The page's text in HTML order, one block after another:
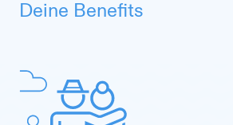
Deine Benefits